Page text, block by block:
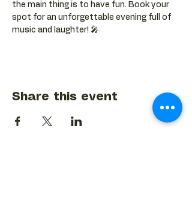
the main thing is to have fun. Book your
spot for an unforgettable evening full of
music and laughter! 🎤
Share this event